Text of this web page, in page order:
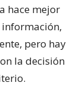
hace mejor
pero hay
la decisión